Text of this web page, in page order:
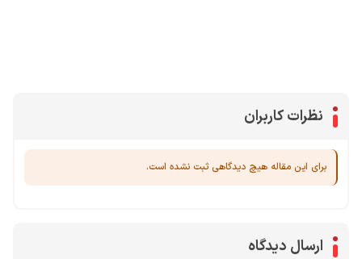
نظرات کاربران
برای این مقاله هیچ دیدگاهی ثبت نشده است.
ارسال دیدگاه